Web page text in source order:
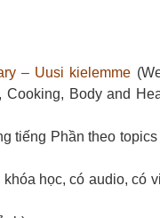
– Uusi kielemme
Cooking, Body and
tiếng Phần theo
học, có audio, có